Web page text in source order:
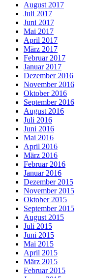
August 2017
Juli 2017
Juni 2017
Mai 2017
April 2017
März 2017
Februar 2017
Januar 2017
Dezember 2016
November 2016
Oktober 2016
September 2016
August 2016
Juli 2016
Juni 2016
Mai 2016
April 2016
März 2016
Februar 2016
Januar 2016
Dezember 2015
November 2015
Oktober 2015
September 2015
August 2015
Juli 2015
Juni 2015
Mai 2015
April 2015
März 2015
Februar 2015